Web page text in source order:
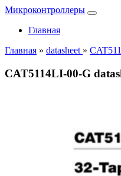
Микроконтроллеры
Главная
Главная » datasheet »
CAT5114LI-00-G